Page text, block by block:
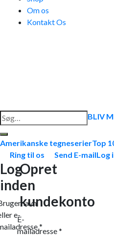
Om os
Kontakt Os
Søg
efter:
BLIV
Amerikanske tegneserierTop
Ring til os
Send E-mailLog
Log
ind
e-
*
Opret
en
kundekonto
E-
mailadresse*